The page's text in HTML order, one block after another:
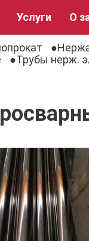
Услуги О
Трубы нерж.